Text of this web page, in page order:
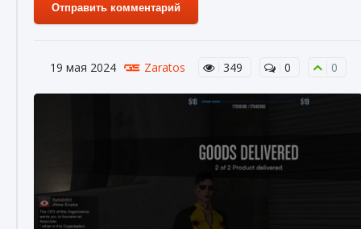
Отправить комментарий
19 мая 2024 Zaratos 349 0 0